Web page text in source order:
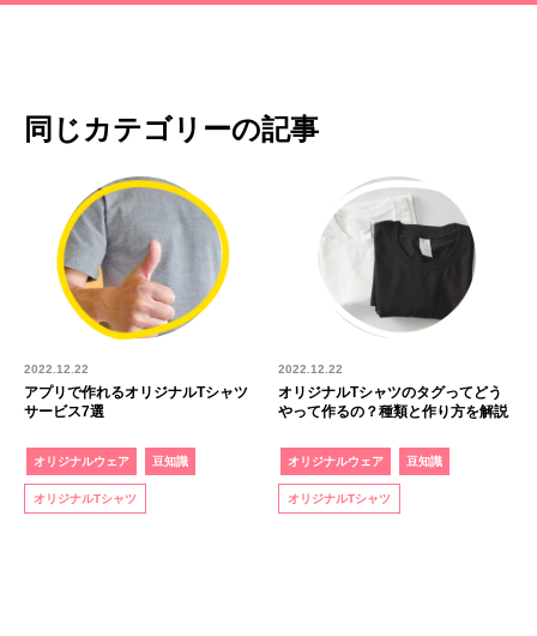
同じカテゴリーの記事
2022.12.22
アプリで作れるオリジナルTシャツ
サービス7選
オリジナルウェア 豆知識
オリジナルTシャツ
2022.12.22
オリジナルTシャツのタグってどう
やって作るの？種類と作り方を解説
オリジナルウェア 豆知識
オリジナルTシャツ